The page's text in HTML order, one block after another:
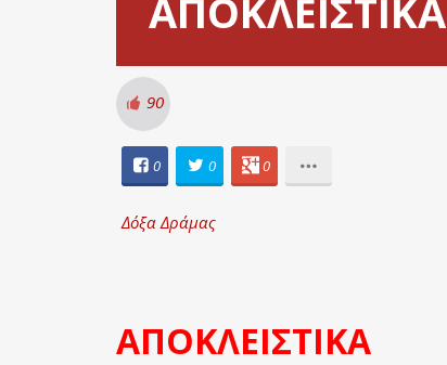
ΑΠΟΚΛΕΙΣΤΙΚΑ
90
0 0 0
Δόξα Δράμας
ΑΠΟΚΛΕΙΣΤΙΚΑ